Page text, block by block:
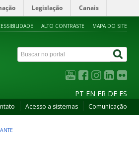
Legislação Canais
ALTO CONTRASTE MAPA DO SITE
PT EN FR DE ES
Acesso a sistemas Comunicação